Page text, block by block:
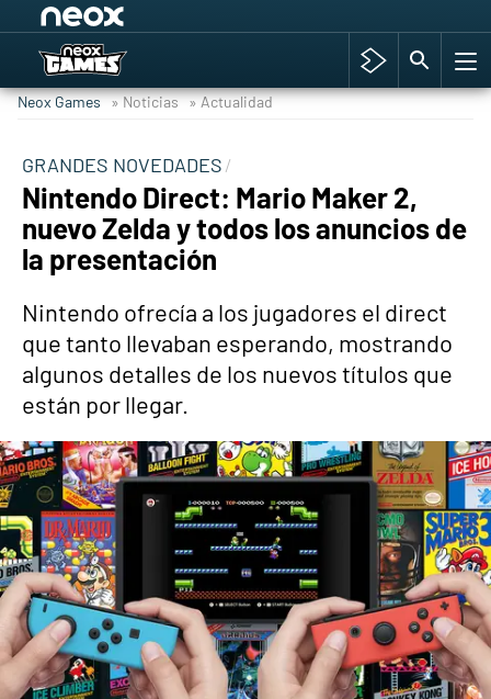
Hyrule Warriors: La Era del Cataclismo
Cyberpunk 2077
Hyrule Warriors
Asia peculiar tradición
Neox Games » Noticias » Actualidad
GRANDES NOVEDADES
Nintendo Direct: Mario Maker 2,
nuevo Zelda y todos los anuncios de
la presentación
Nintendo ofrecía a los jugadores el direct
que tanto llevaban esperando, mostrando
algunos detalles de los nuevos títulos que
están por llegar.